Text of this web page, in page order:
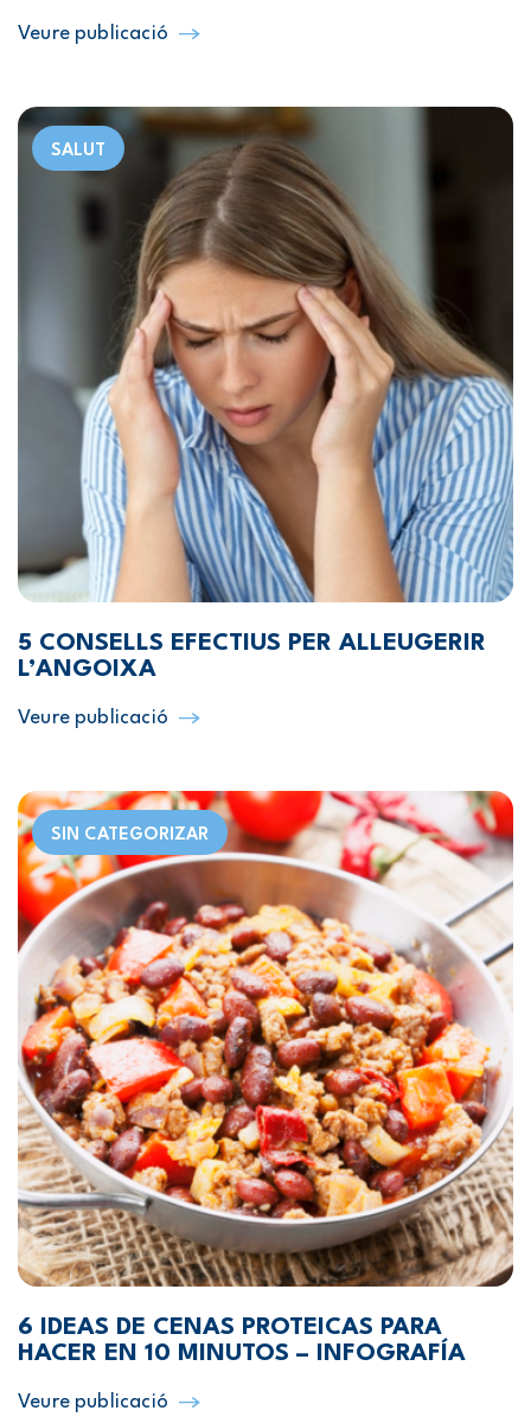
Veure publicació
SALUT
5 CONSELLS EFECTIUS PER ALLEUGERIR
L’ANGOIXA
Veure publicació
SIN CATEGORIZAR
6 IDEAS DE CENAS PROTEICAS PARA
HACER EN 10 MINUTOS – INFOGRAFÍA
Veure publicació